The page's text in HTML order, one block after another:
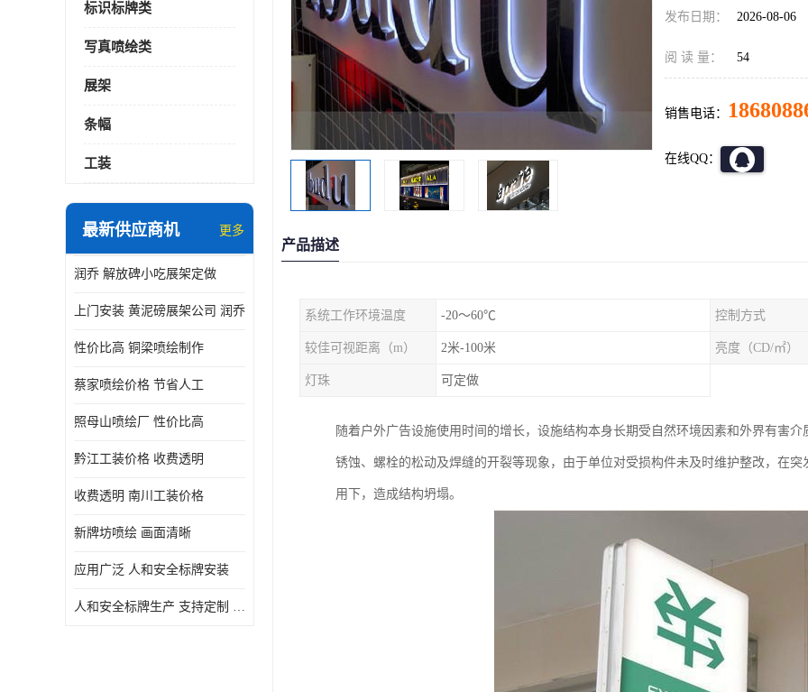
标识标牌类
写真喷绘类
展架
条幅
工装
最新供应商机 更多
润乔 解放碑小吃展架定做
上门安装 黄泥磅展架公司 润乔
性价比高 铜梁喷绘制作
蔡家喷绘价格 节省人工
照母山喷绘厂 性价比高
黔江工装价格 收费透明
收费透明 南川工装价格
新牌坊喷绘 画面清晰
应用广泛 人和安全标牌安装
人和安全标牌生产 支持定制 润乔
发布日期： 2026-08-06
阅 读 量： 54
销售电话：
在线QQ：
产品描述
系统工作环境温度 -20～60℃ 控制方式
较佳可视距离（m） 2米-100米 亮度（CD/㎡）
灯珠 可定做
随着户外广告设施使用时间的增长，设施结构本身长期受自然环境因素和外界有害
锈蚀、螺栓的松动及焊缝的开裂等现象，由于单位对受损构件未及时维护整改，在
用下，造成结构坍塌。